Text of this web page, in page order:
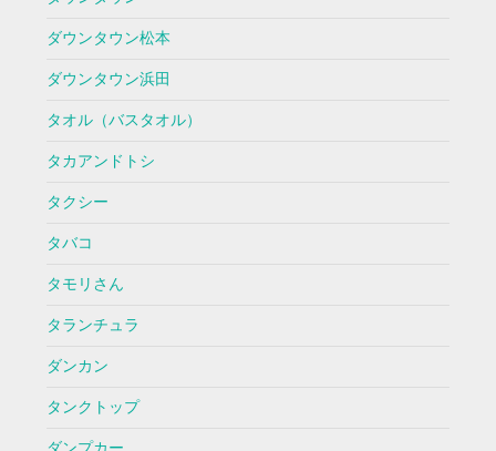
ダウンタウン松本
ダウンタウン浜田
タオル（バスタオル）
タカアンドトシ
タクシー
タバコ
タモリさん
タランチュラ
ダンカン
タンクトップ